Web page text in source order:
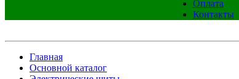
Оплата
Контакты
Главная
Основной каталог